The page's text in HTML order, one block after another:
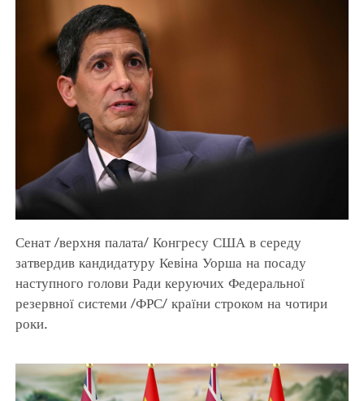
Сенат /верхня палата/ Конгресу США в середу
затвердив кандидатуру Кевіна Уорша на посаду
наступного голови Ради керуючих Федеральної
резервної системи /ФРС/ країни строком на чотири
роки.